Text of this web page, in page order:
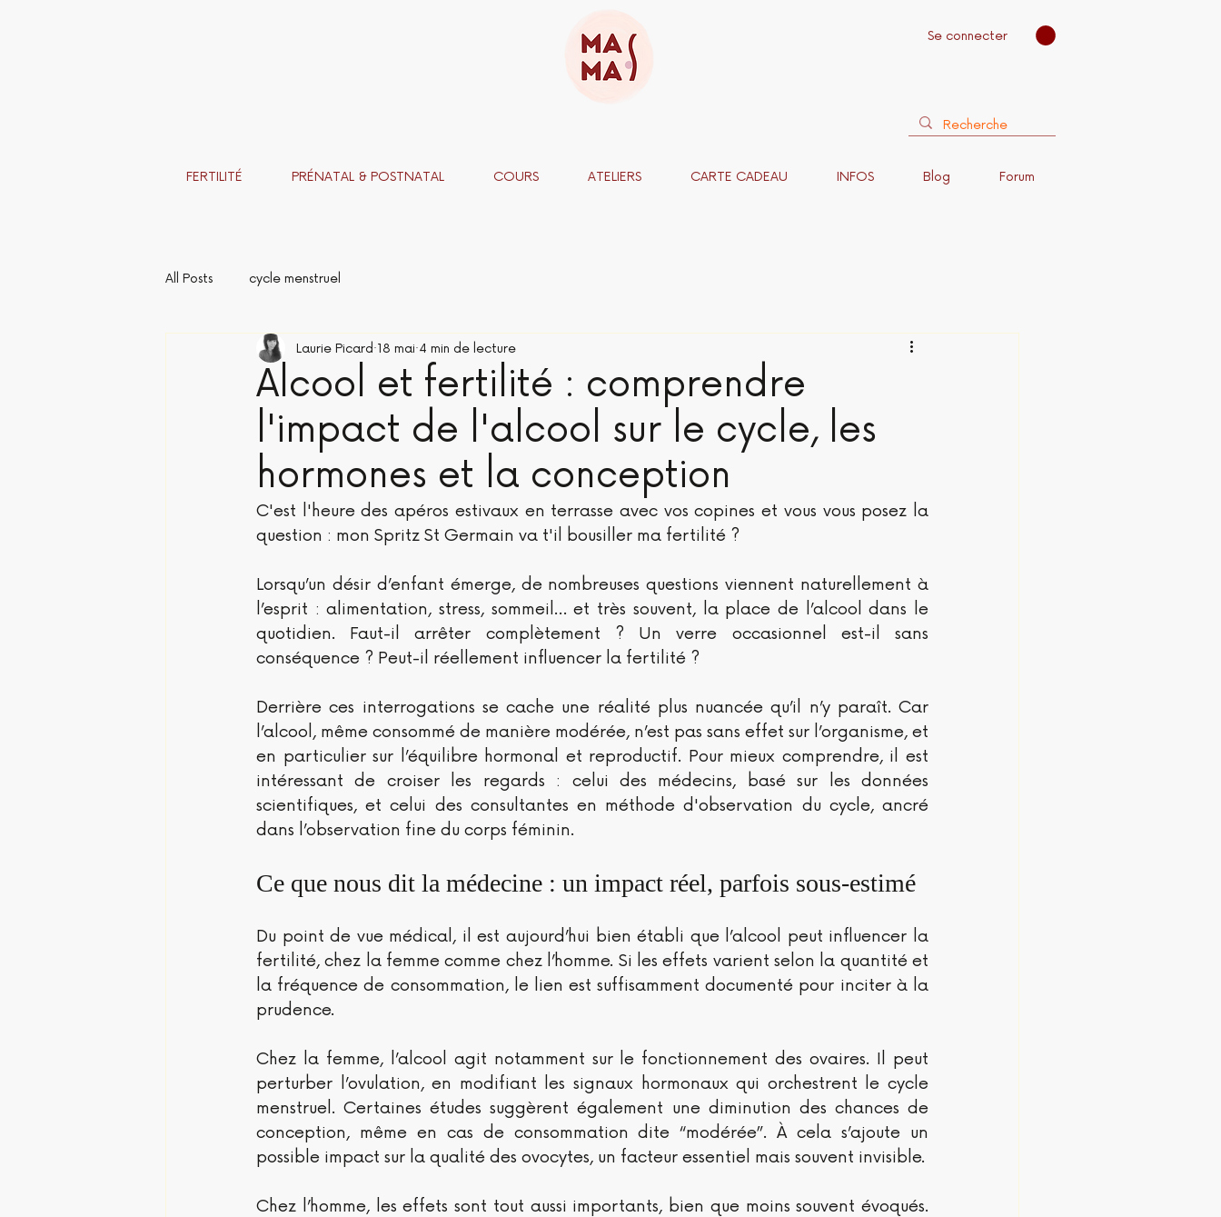
Se connecter
FERTILITÉ PRÉNATAL & POSTNATAL COURS ATELIERS CARTE CADEAU INFOS Blog Forum
All Posts cycle menstruel
Alcool et fertilité : comprendre
l'impact de l'alcool sur le cycle, les
hormones et la conception
Laurie Picard 18 mai 4 min de lecture
C'est l'heure des apéros estivaux en terrasse avec vos copines et vous vous posez la
question : mon Spritz St Germain va t'il bousiller ma fertilité ?
Lorsqu’un désir d’enfant émerge, de nombreuses questions viennent naturellement à
l’esprit : alimentation, stress, sommeil… et très souvent, la place de l’alcool dans le
quotidien. Faut-il arrêter complètement ? Un verre occasionnel est-il sans
conséquence ? Peut-il réellement influencer la fertilité ?
Derrière ces interrogations se cache une réalité plus nuancée qu’il n’y paraît. Car
l’alcool, même consommé de manière modérée, n’est pas sans effet sur l’organisme, et
en particulier sur l’équilibre hormonal et reproductif. Pour mieux comprendre, il est
intéressant de croiser les regards : celui des médecins, basé sur les données
scientifiques, et celui des consultantes en méthode d'observation du cycle, ancré
dans l’observation fine du corps féminin.
Ce que nous dit la médecine : un impact réel, parfois sous-estimé
Du point de vue médical, il est aujourd’hui bien établi que l’alcool peut influencer la
fertilité, chez la femme comme chez l’homme. Si les effets varient selon la quantité et
la fréquence de consommation, le lien est suffisamment documenté pour inciter à la
prudence.
Chez la femme, l’alcool agit notamment sur le fonctionnement des ovaires. Il peut
perturber l’ovulation, en modifiant les signaux hormonaux qui orchestrent le cycle
menstruel. Certaines études suggèrent également une diminution des chances de
conception, même en cas de consommation dite “modérée”. À cela s’ajoute un
possible impact sur la qualité des ovocytes, un facteur essentiel mais souvent invisible.
Chez l’homme, les effets sont tout aussi importants, bien que moins souvent évoqués.